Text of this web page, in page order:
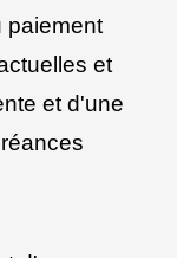
paiement
et
et d'une